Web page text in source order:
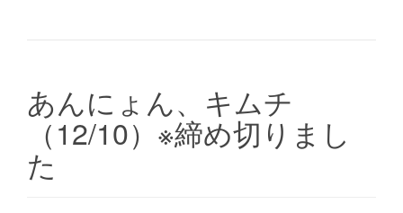
あんにょん、キムチ
（12/10）※締め切りまし
た